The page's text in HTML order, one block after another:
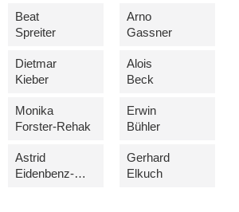
Beat
Spreiter
Dietmar
Kieber
Monika
Forster-Rehak
Astrid
Eidenbenz-Wanger
Arno
Gassner
Alois
Beck
Erwin
Bühler
Gerhard
Elkuch